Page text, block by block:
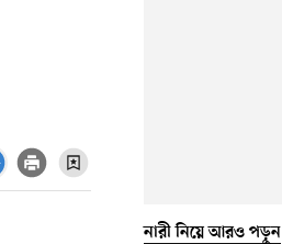
নারী নিয়ে আরও পড়ুন